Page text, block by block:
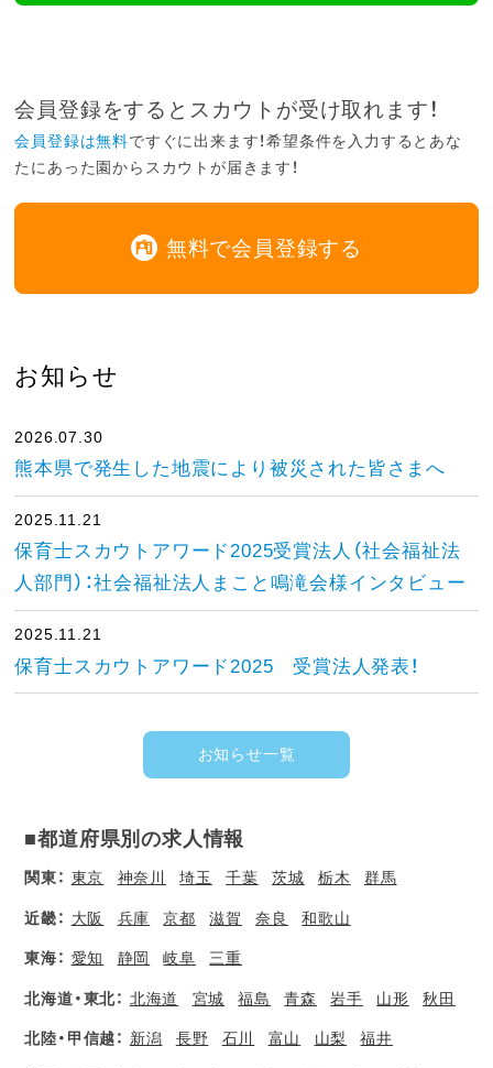
会員登録をするとスカウトが受け取れます！
会員登録は無料ですぐに出来ます！希望条件を入力するとあな
たにあった園からスカウトが届きます！
無料で会員登録する
お知らせ
2026.07.30
熊本県で発生した地震により被災された皆さまへ
2025.11.21
保育士スカウトアワード2025受賞法人（社会福祉法
人部門）：社会福祉法人まこと鳴滝会様インタビュー
2025.11.21
保育士スカウトアワード2025 受賞法人発表！
お知らせ一覧
■都道府県別の求人情報
関東： 東京 神奈川 埼玉 千葉 茨城 栃木 群馬
近畿： 大阪 兵庫 京都 滋賀 奈良 和歌山
東海： 愛知 静岡 岐阜 三重
北海道・東北： 北海道 宮城 福島 青森 岩手 山形 秋田
北陸・甲信越： 新潟 長野 石川 富山 山梨 福井